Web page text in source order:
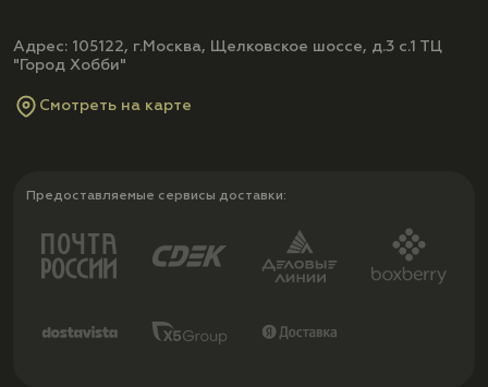
Адрес: 105122, г.Москва, Щелковское шоссе, д.3 с.1 ТЦ
"Город Хобби"
Смотреть на карте
Предоставляемые сервисы доставки: